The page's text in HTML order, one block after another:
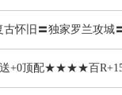
怀旧〓独家罗兰攻城
+0顶配★★★★百